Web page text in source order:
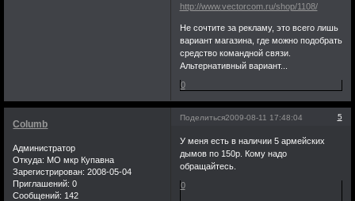
http://www.vectorcom.ru/shop/1108/
Не сочтите за рекламу, это всего лишь
вариант магазина, где можно подобрать
средство командной связи.
Альтернативный вариант...
0
Поделиться 5
2009-08-11 17:48:04
Columb
Администратор
Откуда: МО мкр Купавна
Зарегистрирован: 2008-05-04
Приглашений: 0
Сообщений: 142
У меня есть в наличии 5 армейских
дымов по 150р. Кому надо
обращайтесь.
0